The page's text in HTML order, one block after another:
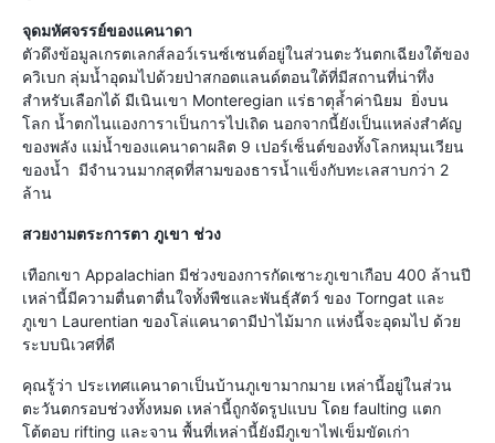
จุดมหัศจรรย์ของแคนาดา
ตัวดึงข้อมูลเกรตเลกส์ลอว์เรนซ์เซนต์อยู่ในส่วนตะวันตกเฉียงใต้ของ
ควิเบก ลุ่มน้ำอุดมไปด้วยป่าสกอตแลนด์ตอนใต้ที่มีสถานที่น่าทึ่ง
สำหรับเลือกได้ มีเนินเขา Monteregian แร่ธาตุล้ำค่านิยม ยิ่งบน
โลก น้ำตกไนแองการาเป็นการไปเถิด นอกจากนี้ยังเป็นแหล่งสำคัญ
ของพลัง แม่น้ำของแคนาดาผลิต 9 เปอร์เซ็นต์ของทั้งโลกหมุนเวียน
ของน้ำ มีจำนวนมากสุดที่สามของธารน้ำแข็งกับทะเลสาบกว่า 2
ล้าน
สวยงามตระการตา ภูเขา ช่วง
เทือกเขา Appalachian มีช่วงของการกัดเซาะภูเขาเกือบ 400 ล้านปี
เหล่านี้มีความตื่นตาตื่นใจทั้งพืชและพันธุ์สัตว์ ของ Torngat และ
ภูเขา Laurentian ของโล่แคนาดามีป่าไม้มาก แห่งนี้จะอุดมไป ด้วย
ระบบนิเวศที่ดี
คุณรู้ว่า ประเทศแคนาดาเป็นบ้านภูเขามากมาย เหล่านี้อยู่ในส่วน
ตะวันตกรอบช่วงทั้งหมด เหล่านี้ถูกจัดรูปแบบ โดย faulting แตก
โต้ตอบ rifting และจาน พื้นที่เหล่านี้ยังมีภูเขาไฟเข็มขัดเก่า